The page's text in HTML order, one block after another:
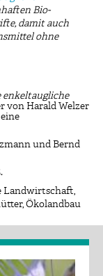
Bio-
damit auch
ohne
enkeltaugliche
von Harald Welzer
und Bernd
Landwirtschaft
, Ökolandbau